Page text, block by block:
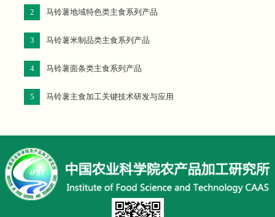
2 马铃薯地域特色类主食系列产品
3 马铃薯米制品类主食系列产品
4 马铃薯面条类主食系列产品
5 马铃薯主食加工关键技术研发与应用